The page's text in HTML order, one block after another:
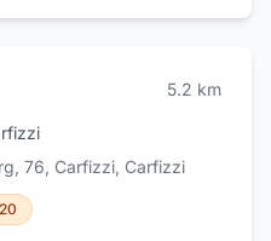
5.2 km
76, Carfizzi, Carfizzi